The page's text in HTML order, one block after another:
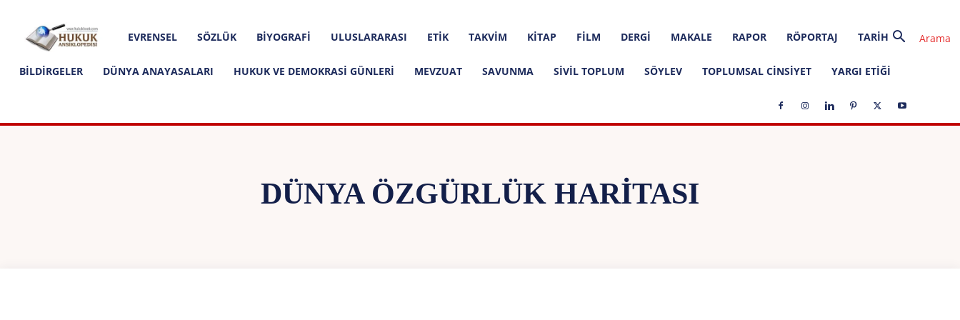
Hukuk
Ansiklopedisi
EVRENSEL SÖZLÜK BIYOGRAFI ULUSLARARASI ETIK TAKVIM KITAP FILM DERGI MAKALE RAPOR RÖPORTAJ TARIH
BILDIRGELER DÜNYA ANAYASALARI HUKUK VE DEMOKRASI GÜNLERI MEVZUAT SAVUNMA SIVIL TOPLUM SÖYLEV TOPLUMSAL CINSIYET YARGI ETIĞI
DÜNYA ÖZGÜRLÜK HARITASI